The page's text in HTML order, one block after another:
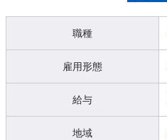
職種
雇用形態
給与
地域